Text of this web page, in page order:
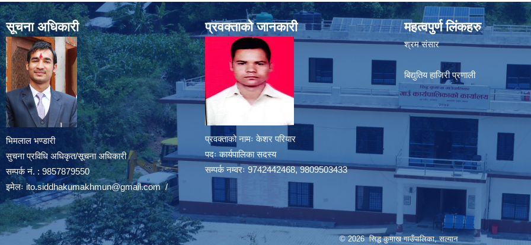
सूचना अधिकारी
भिमलाल भण्डारी
सुचना प्रविधि अधिकृत/सूचना अधिकारी
सम्पर्क नं. : 9857879550
इमेलः ito.siddhakumakhmun@gmail.com/
प्रवक्ताको जानकारी
प्रवक्ताको नामः केशर परियार
पदः कार्यपालिका सदस्य
सम्पर्क नम्वरः 9742442468, 9809503433
महत्वपुर्ण लिंकहरु
श्रम संसार
बिद्युतिय हाजिरी प्रणाली
© 2026 सिद्ध कुमाख गाउँपालिका, सल्यान